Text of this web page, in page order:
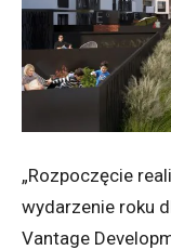
„Rozpoczęcie
wydarzenie roku
Vantage